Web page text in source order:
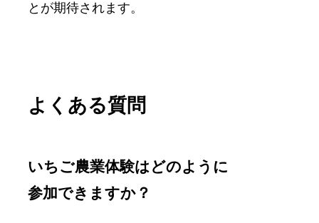
とが期待されます。
よくある質問
いちご農業体験はどのように
参加できますか？